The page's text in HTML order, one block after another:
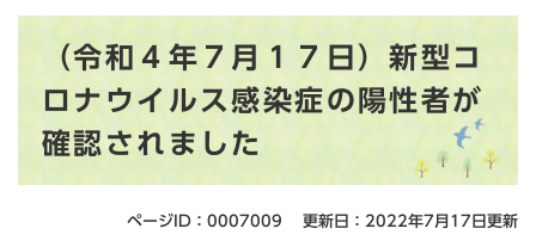
（令和４年７月１７日）新型コ
ロナウイルス感染症の陽性者が
確認されました
ページID：0007009 更新日：2022年7月17日更新